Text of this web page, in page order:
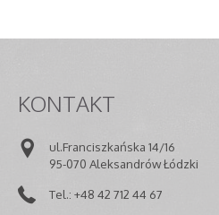
KONTAKT
ul.Franciszkańska 14/16
95-070 Aleksandrów Łódzki
Tel.: +48 42 712 44 67